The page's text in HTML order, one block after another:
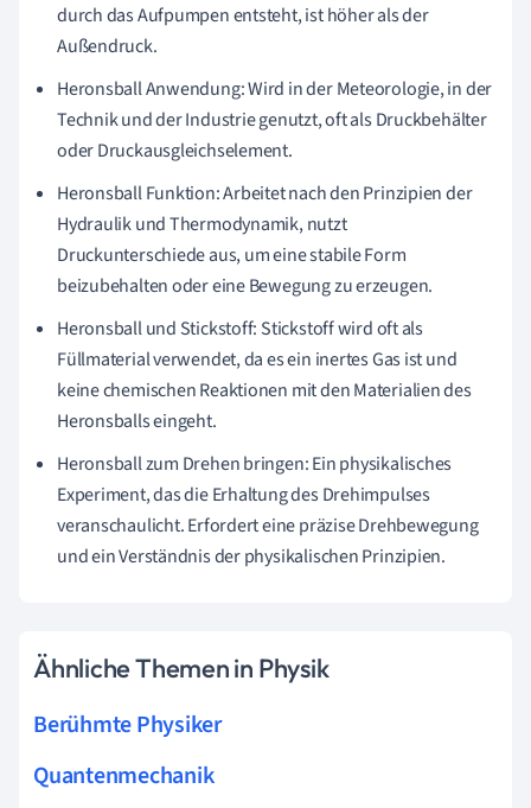
durch das Aufpumpen entsteht, ist höher als der
Außendruck.
Heronsball Anwendung: Wird in der Meteorologie, in der
Technik und der Industrie genutzt, oft als Druckbehälter
oder Druckausgleichselement.
Heronsball Funktion: Arbeitet nach den Prinzipien der
Hydraulik und Thermodynamik, nutzt
Druckunterschiede aus, um eine stabile Form
beizubehalten oder eine Bewegung zu erzeugen.
Heronsball und Stickstoff: Stickstoff wird oft als
Füllmaterial verwendet, da es ein inertes Gas ist und
keine chemischen Reaktionen mit den Materialien des
Heronsballs eingeht.
Heronsball zum Drehen bringen: Ein physikalisches
Experiment, das die Erhaltung des Drehimpulses
veranschaulicht. Erfordert eine präzise Drehbewegung
und ein Verständnis der physikalischen Prinzipien.
Ähnliche Themen in Physik
Berühmte Physiker
Quantenmechanik